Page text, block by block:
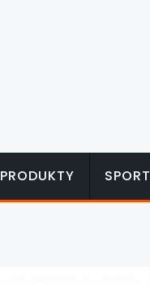
PRODUKTY SPORT